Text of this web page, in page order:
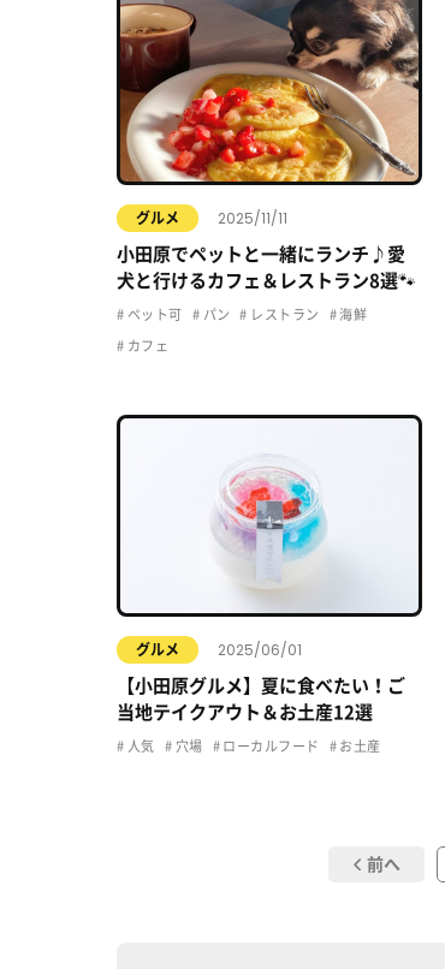
グルメ 2025/11/11
小田原でペットと一緒にランチ♪愛
犬と行けるカフェ＆レストラン8選🐾
ペット可 パン レストラン 海鮮
カフェ
グルメ 2025/06/01
【小田原グルメ】夏に食べたい！ご
当地テイクアウト＆お土産12選
人気 穴場 ローカルフード お土産
前へ